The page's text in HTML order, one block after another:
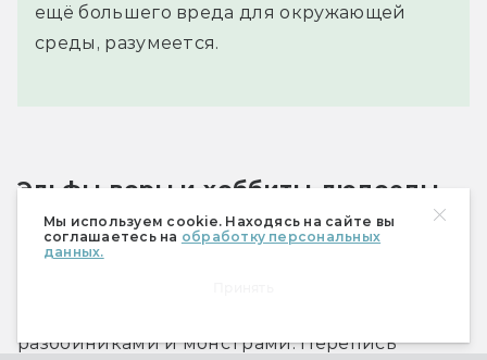
Мы используем cookie. Находясь на сайте вы
соглашаетесь на обработку персональных
данных.
ещё большего вреда для окружающей
среды, разумеется.
Эльфы-воры и хоббиты-людоеды
Как и полагается продуманному
разбойниками и монстрами. Перепись